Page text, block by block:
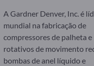
A Gardner Denver, Inc. é
mundial na fabricação de
compressores de palheta e
rotativos de movimento
bombas de anel líquido e